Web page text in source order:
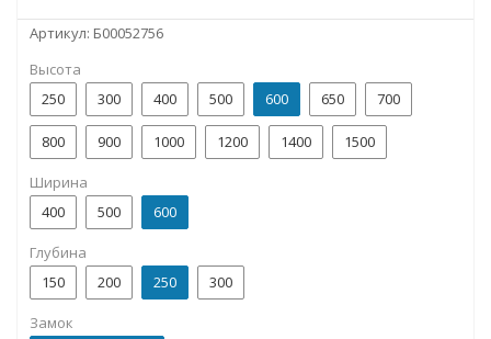
Артикул: Б00052756
Высота
250
300 400 500 600 650 700
800 900 1000 1200 1400 1500
Ширина
400
500 600
Глубина
150
200 250 300
Замок